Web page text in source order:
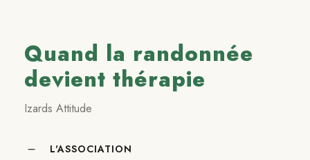
Quand la randonnée
devient thérapie
Izards Attitude
L'ASSOCIATION